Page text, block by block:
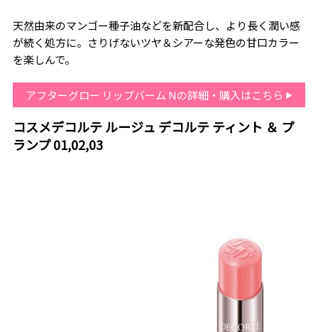
天然由来のマンゴー種子油などを新配合し、より長く潤い感
が続く処方に。さりげないツヤ＆シアーな発色の甘口カラー
を楽しんで。
アフターグロー リップバーム Nの詳細・購入はこちら
コスメデコルテ ルージュ デコルテ ティント ＆ プ
ランプ 01,02,03